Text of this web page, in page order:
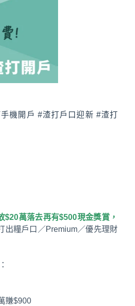
機開戶 #渣打戶口迎新 #渣打
萬落去再有$500現金獎賞，
出糧戶口／Premium／優先理財
賺$900